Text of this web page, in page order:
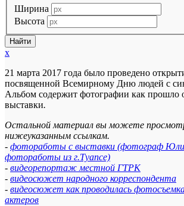
Ширина
Высота
x
21 марта 2017 года было проведено
посвященной Всемирному Дню людей с
Альбом содержит фотографии как прошло
выставки.
Остальной материал вы можете
нижеуказанным ссылкам.
- фотоработы с выставки (фотограф
фотоработы из г.Туапсе)
- видеорепортаж местной ГТРК
- видеосюжет народного корреспондента
- видеосюжет как проводилась
актеров